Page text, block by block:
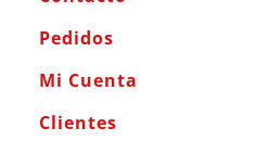
Pedidos
Mi Cuenta
Clientes